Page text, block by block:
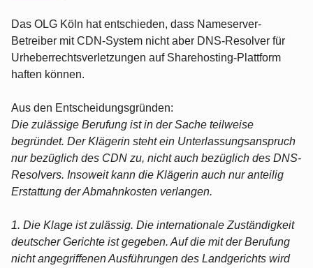
Das OLG Köln hat entschieden, dass Nameserver-
Betreiber mit CDN-System nicht aber DNS-Resolver für
Urheberrechtsverletzungen auf Sharehosting-Plattform
haften können.
Aus den Entscheidungsgründen:
Die zulässige Berufung ist in der Sache teilweise
begründet. Der Klägerin steht ein Unterlassungsanspruch
nur bezüglich des CDN zu, nicht auch bezüglich des DNS-
Resolvers. Insoweit kann die Klägerin auch nur anteilig
Erstattung der Abmahnkosten verlangen.
1. Die Klage ist zulässig. Die internationale Zuständigkeit
deutscher Gerichte ist gegeben. Auf die mit der Berufung
nicht angegriffenen Ausführungen des Landgerichts wird